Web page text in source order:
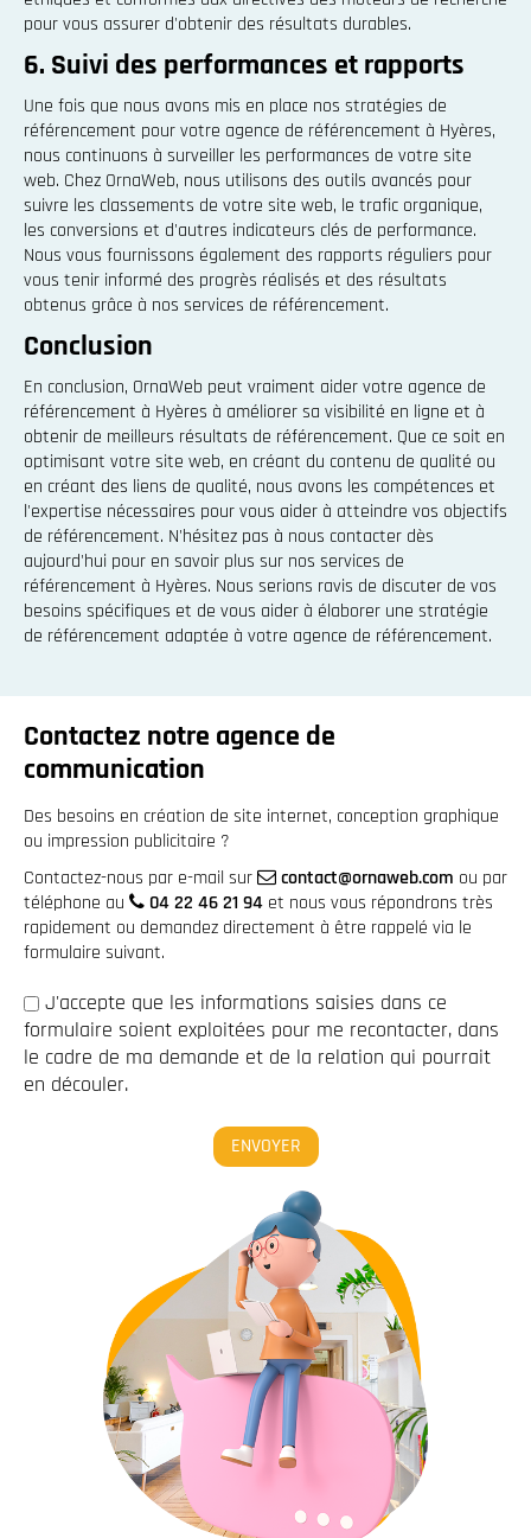
pour vous assurer d'obtenir des résultats durables.
6. Suivi des performances et rapports
Une fois que nous avons mis en place nos stratégies de
référencement pour votre agence de référencement à Hyères,
nous continuons à surveiller les performances de votre site
web. Chez OrnaWeb, nous utilisons des outils avancés pour
suivre les classements de votre site web, le trafic organique,
les conversions et d'autres indicateurs clés de performance.
Nous vous fournissons également des rapports réguliers pour
vous tenir informé des progrès réalisés et des résultats
obtenus grâce à nos services de référencement.
Conclusion
En conclusion, OrnaWeb peut vraiment aider votre agence de
référencement à Hyères à améliorer sa visibilité en ligne et à
obtenir de meilleurs résultats de référencement. Que ce soit en
optimisant votre site web, en créant du contenu de qualité ou
en créant des liens de qualité, nous avons les compétences et
l'expertise nécessaires pour vous aider à atteindre vos objectifs
de référencement. N'hésitez pas à nous contacter dès
aujourd'hui pour en savoir plus sur nos services de
référencement à Hyères. Nous serions ravis de discuter de vos
besoins spécifiques et de vous aider à élaborer une stratégie
de référencement adaptée à votre agence de référencement.
Contactez notre agence de
communication
Des besoins en création de site internet, conception graphique
ou impression publicitaire ?
Contactez-nous par e-mail sur
contact@ornaweb.com ou par
téléphone au
04 22 46 21 94 et nous vous répondrons très
rapidement ou demandez directement à être rappelé via le
formulaire suivant.
J'accepte que les informations saisies dans ce
formulaire soient exploitées pour me recontacter, dans
le cadre de ma demande et de la relation qui pourrait
en découler.